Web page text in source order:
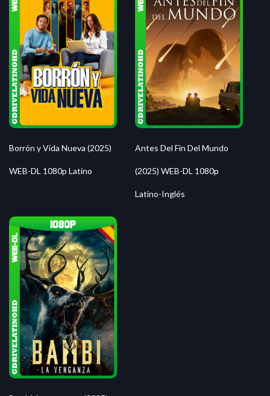
Borrón y Vida Nueva (2025)
WEB-DL 1080p Latino
Antes Del Fin Del Mundo
(2025) WEB-DL 1080p
Latino-Inglés